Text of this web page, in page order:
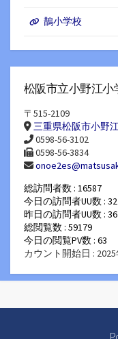
鵲小学校
松阪市立小野江小
〒515-2109
三重県松阪市小野
0598-56-3102
0598-56-3834
総訪問者数 : 16587
今日の訪問者UU数 : 32
昨日の訪問者UU数 : 36
総閲覧数 : 59179
今日の閲覧PV数 : 63
カウント開始日 :